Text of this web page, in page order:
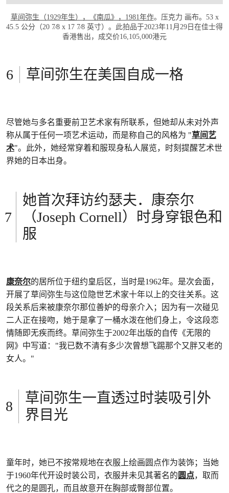
打开链接 HTTPS://
草间弥生（1929年生），《南瓜》，1981年作。压克力 画布。53 x
45.5 公分（20 7⁄8 x 17 7⁄8 英寸）。此拍品于2023年11月29日在佳士得
香港售出，成交价16,105,000港元
草间弥生在美国自成一格
尽管她与多名重要前卫艺术家有所联系，但她却从未对外声
称从属于任何一项艺术运动，而是称自己的风格为 "草间艺
术"。此外，她经常穿着和服现身私人展览，时刻提醒艺术世
界她的日本出身。
她首次拜访约瑟夫．康奈尔
（Joseph Cornell）时身穿银色和
服
康奈尔的居所位于纽约皇后区，当时是1962年。是次会面，
开展了草间弥生与这位隐世艺术家十年以上的交往关系。这
段关系后来被康奈尔那位善妒的母亲介入；因为有一次碰见
二人正在接吻，她于是拿了一桶水泼在他们身上，令这段恋
情随即无疾而终。草间弥生于2002年出版的自传《无限的
网》中写道："我已数不清有多少次曾想飞踢那个又胖又老的
女人。"
草间弥生一直透过时装吸引外
界目光
童年时，她已不按常规地在衣服上绘画圆点作为装饰；当她
于1960年代开设时装公司，衣服并未见其著名的 圆点，取而
代之的是圆孔，而且故意开在胸部或臀部位置。